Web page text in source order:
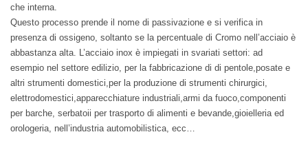
che interna.
Questo processo prende il nome di passivazione e si verifica in
presenza di ossigeno, soltanto se la percentuale di Cromo nell’acciaio è
abbastanza alta. L’acciaio inox è impiegati in svariati settori: ad
esempio nel settore edilizio, per la fabbricazione di di pentole,posate e
altri strumenti domestici,per la produzione di strumenti chirurgici,
elettrodomestici,apparecchiature industriali,armi da fuoco,componenti
per barche, serbatoii per trasporto di alimenti e bevande,gioielleria ed
orologeria, nell’industria automobilistica, ecc…